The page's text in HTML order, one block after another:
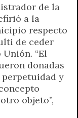
de la
a la
respecto
de ceder
“El
donadas
perpetuidad y
objeto”,